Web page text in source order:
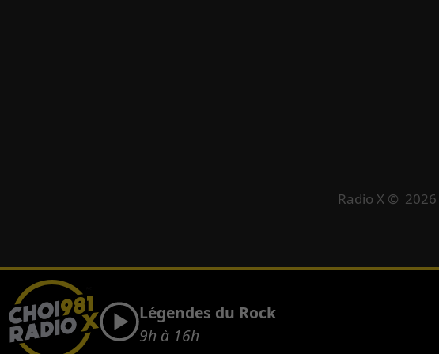
Radio X © 2026
Légendes du Rock
9h à 16h